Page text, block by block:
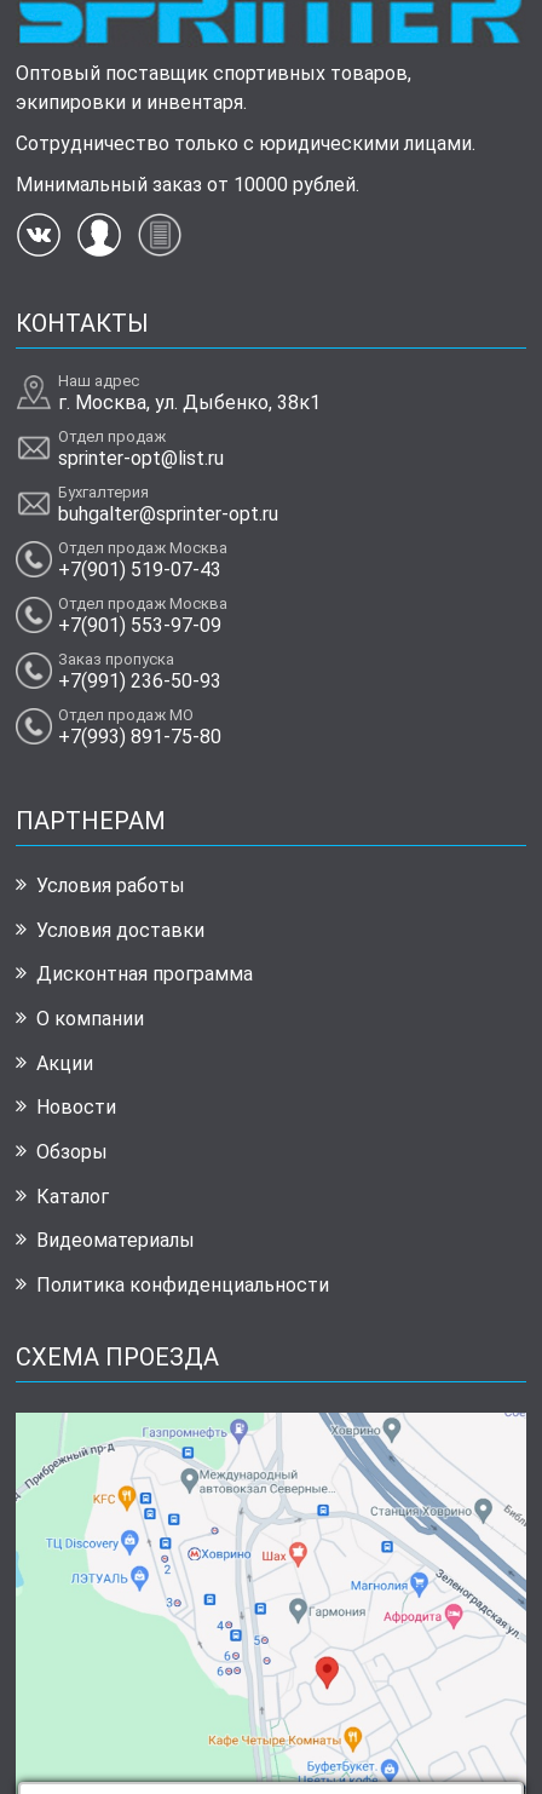
Оптовый поставщик спортивных товаров,
экипировки и инвентаря.
Сотрудничество только с юридическими лицами.
Минимальный заказ от 10000 рублей.
КОНТАКТЫ
Наш адрес
г. Москва, ул. Дыбенко, 38к1
Отдел продаж
sprinter-opt@list.ru
Бухгалтерия
buhgalter@sprinter-opt.ru
Отдел продаж Москва
+7(901) 519-07-43
Отдел продаж Москва
+7(901) 553-97-09
Заказ пропуска
+7(991) 236-50-93
Отдел продаж МО
+7(993) 891-75-80
ПАРТНЕРАМ
Условия работы
Условия доставки
Дисконтная программа
О компании
Акции
Новости
Обзоры
Каталог
Видеоматериалы
Политика конфиденциальности
СХЕМА ПРОЕЗДА